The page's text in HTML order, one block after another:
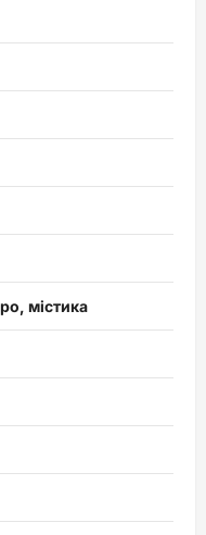
містика